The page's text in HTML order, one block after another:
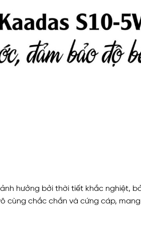
hưởng bởi thời tiết khắc nghiệt,
cùng chắc chắn và cứng cáp,